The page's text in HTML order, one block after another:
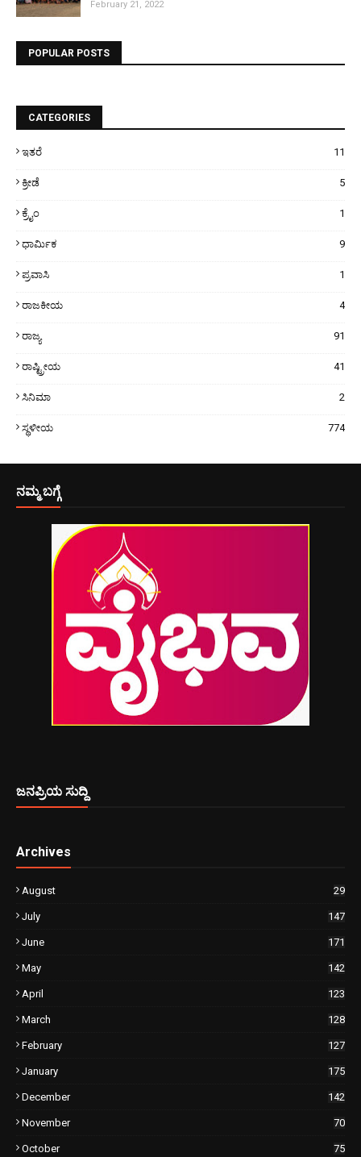
February 21, 2022
POPULAR POSTS
CATEGORIES
ಇತರೆ 11
ಕ್ರೀಡೆ 5
ಕ್ರೈಂ 1
ಧಾರ್ಮಿಕ 9
ಪ್ರವಾಸಿ 1
ರಾಜಕೀಯ 4
ರಾಜ್ಯ 91
ರಾಷ್ಟ್ರೀಯ 41
ಸಿನಿಮಾ 2
ಸ್ಥಳೀಯ 774
ನಮ್ಮ ಬಗ್ಗೆ
ಜನಪ್ರಿಯ ಸುದ್ದಿ
Archives
August 29
July 147
June 171
May 142
April 123
March 128
February 127
January 175
December 142
November 70
October 75